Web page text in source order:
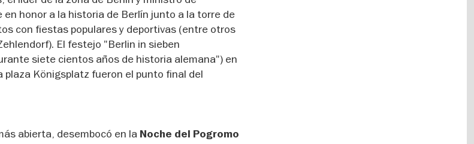
honor a la historia de Berlín junto a la torre de
con fiestas populares y deportivas (entre otros
El festejo "Berlin in sieben
siete cientos años de historia alemana") en
Königsplatz fueron el punto final del
abierta, desembocó en la Noche del Pogromo